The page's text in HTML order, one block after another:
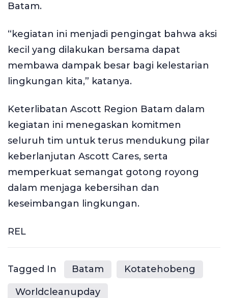
Batam.
“kegiatan ini menjadi pengingat bahwa aksi
kecil yang dilakukan bersama dapat
membawa dampak besar bagi kelestarian
lingkungan kita,” katanya.
Keterlibatan Ascott Region Batam dalam
kegiatan ini menegaskan komitmen
seluruh tim untuk terus mendukung pilar
keberlanjutan Ascott Cares, serta
memperkuat semangat gotong royong
dalam menjaga kebersihan dan
keseimbangan lingkungan.
REL
Tagged In Batam Kotatehobeng
Worldcleanupday